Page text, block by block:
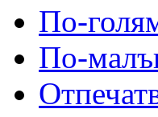
По-
По-